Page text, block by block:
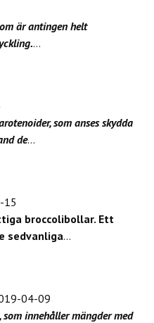
är antingen helt
...
som anses skydda
de...
15
broccolibollar. Ett
sedvanliga...
04-09
innehåller mängder med